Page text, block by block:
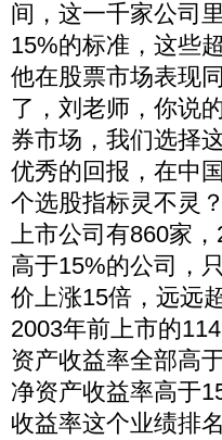
间，这一千家公司
15%的标准，这些
他在股票市场表现
了，刘老师，你说
券市场，我们选择
优秀的回报，在中
个选股指标灵不灵
上市公司有860家
高于15%的公司，
价上涨15倍，远远
2003年前上市的
资产收益率全部高
净资产收益率高于
收益率这个业绩排